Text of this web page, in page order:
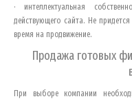
· интеллектуальная
действующего сайта. Не
время на продвижение.
Продажа готовых
При выборе компании